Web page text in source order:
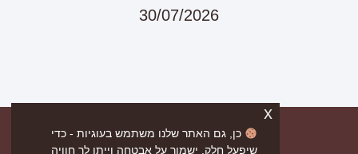
30/07/2026
כן, גם האתר שלנו משתמש בעוגיות - כדי
שיפעל חלק, ישמור על אבטחה וייתן לך חוויה
x